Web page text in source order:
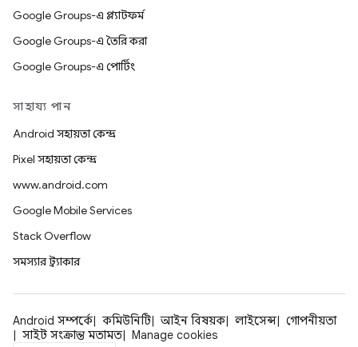
Google Groups-এ প্ল্যাটফর্ম
Google Groups-এ তৈরি করা
Google Groups-এ পোর্টিং
সাহায্য পান
Android সহায়তা কেন্দ্র
Pixel সহায়তা কেন্দ্র
www.android.com
Google Mobile Services
Stack Overflow
সমস্যার ট্র্যাকার
Android সম্পর্কে কমিউনিটি আইন বিষয়ক লাইসেন্স
গোপনীয়তা
সাইট সংক্রান্ত মতামত
Manage cookies